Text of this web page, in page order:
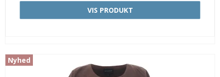
VIS PRODUKT
Nyhed